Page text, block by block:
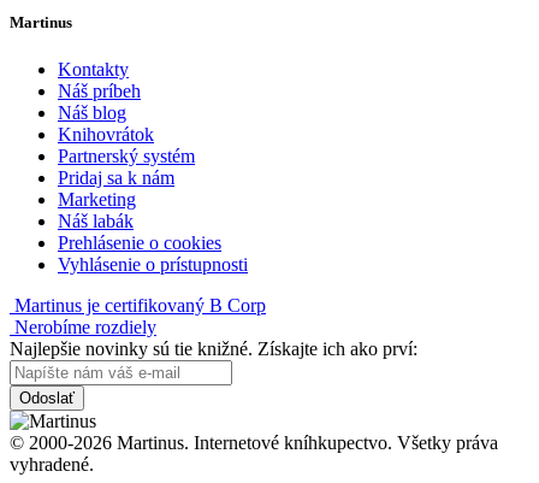
Martinus
Kontakty
Náš príbeh
Náš blog
Knihovrátok
Partnerský systém
Pridaj sa k nám
Marketing
Náš labák
Prehlásenie o cookies
Vyhlásenie o prístupnosti
Martinus je certifikovaný B Corp
Nerobíme rozdiely
Najlepšie novinky sú tie knižné. Získajte ich ako prví:
Odoslať
© 2000-2026 Martinus. Internetové kníhkupectvo. Všetky práva
vyhradené.